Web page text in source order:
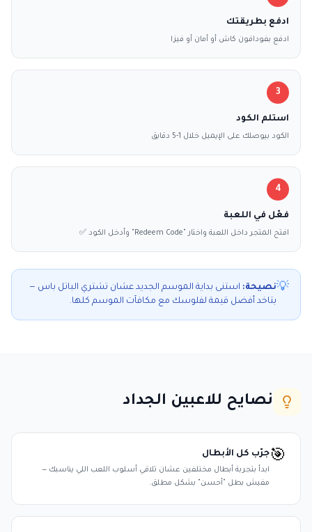
ادفع بطريقتك
ادفع بفودافون كاش أو أمان أو فيزا
3
استلم الكود
الكود بيوصلك على الإيميل خلال 1-5 دقايق
4
فعّل في اللعبة
افتح المتجر داخل اللعبة واختار "Redeem Code" وأدخل الكود ✅
💡نصيحة: استنى بداية الموسم الجديد عشان تشتري الباتل باس —
بتاخد أفضل قيمة لفلوسك مع مكافآت الموسم كلها.
نصايح للاعبين الجداد
🎯 جرّب كل الأبطال
ابدأ بتجربة أبطال مختلفين عشان تلاقي أسلوب اللعب اللي يناسبك —
مفيش بطل "أحسن" بشكل مطلق.